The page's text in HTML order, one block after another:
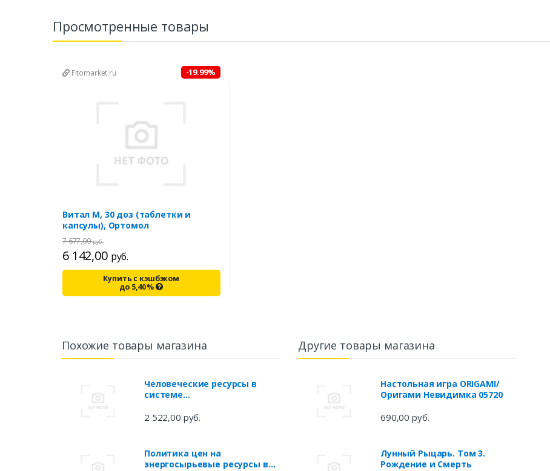
Просмотренные товары
Fitomarket.ru -19.99%
Витал М, 30 доз (таблетки и
капсулы), Ортомол
7 677,00руб.
6 142,00 руб.
Купить с кэшбэком
до 5,40%
Похожие товары магазина
Человеческие ресурсы в
системе
уравнений: учеб. пособие
2 522,00 руб.
Политика цен на
энергосырьевые ресурсы в
Другие товары магазина
Настольная игра ORIGAMI/
Оригами Невидимка 05720
690,00 руб.
Лунный Рыцарь. Том 3.
Рождение и Смерть